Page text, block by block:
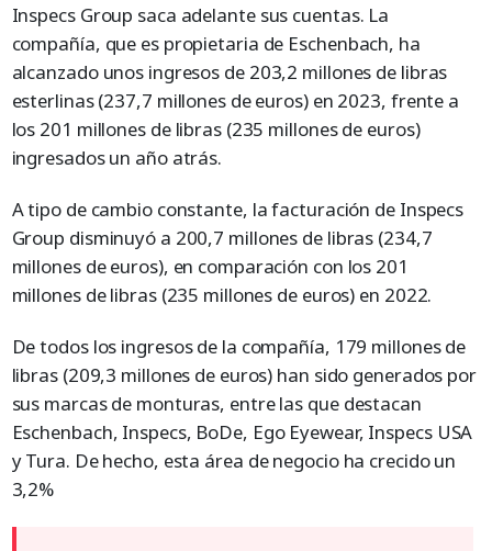
Inspecs Group saca adelante sus cuentas. La
compañía, que es propietaria de Eschenbach, ha
alcanzado unos ingresos de 203,2 millones de libras
esterlinas (237,7 millones de euros) en 2023, frente a
los 201 millones de libras (235 millones de euros)
ingresados un año atrás.
A tipo de cambio constante, la facturación de Inspecs
Group disminuyó a 200,7 millones de libras (234,7
millones de euros), en comparación con los 201
millones de libras (235 millones de euros) en 2022.
De todos los ingresos de la compañía, 179 millones de
libras (209,3 millones de euros) han sido generados por
sus marcas de monturas, entre las que destacan
Eschenbach, Inspecs, BoDe, Ego Eyewear, Inspecs USA
y Tura. De hecho, esta área de negocio ha crecido un
3,2%